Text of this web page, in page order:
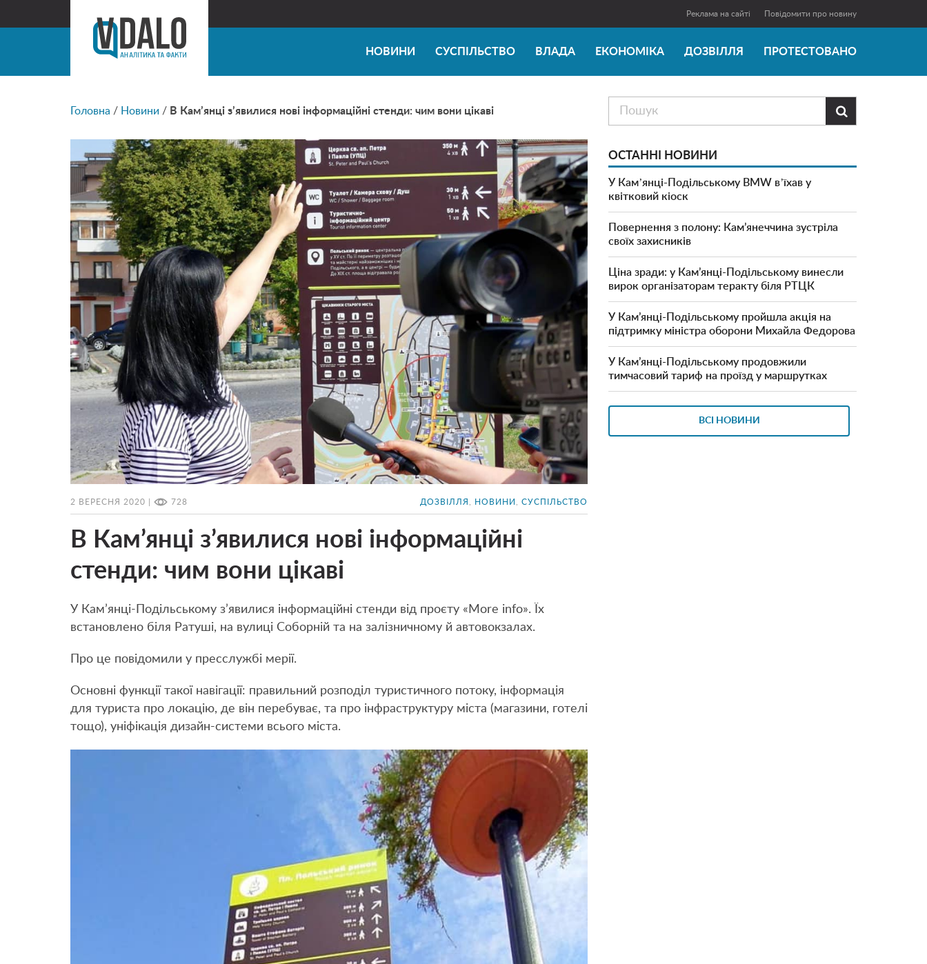
Реклама на сайті Повідомити про новину
НОВИНИ СУСПІЛЬСТВО ВЛАДА ЕКОНОМІКА ДОЗВІЛЛЯ ПРОТЕСТОВАНО
Головна / Новини / В Кам’янці з’явилися нові інформаційні стенди: чим вони цікаві
2 ВЕРЕСНЯ 2020 | 728 ДОЗВІЛЛЯ НОВИНИ СУСПІЛЬСТВО
В Кам’янці з’явилися нові інформаційні
стенди: чим вони цікаві
У Кам’янці-Подільському з’явилися інформаційні стенди від проєту «More info». Їх
встановлено біля Ратуші, на вулиці Соборній та на залізничному й автовокзалах.
Про це повідомили у пресслужбі мерії.
Основні функції такої навігації: правильний розподіл туристичного потоку, інформація
для туриста про локацію, де він перебуває, та про інфраструктуру міста (магазини, готелі
тощо), уніфікація дизайн-системи всього міста.

ОСТАННІ НОВИНИ
У Камʼянці-Подільському BMW вʼїхав у
квітковий кіоск
Повернення з полону: Кам’янеччина зустріла
своїх захисників
Ціна зради: у Кам’янці-Подільському винесли
вирок організаторам теракту біля РТЦК
У Кам’янці-Подільському пройшла акція на
підтримку міністра оборони Михайла Федорова
У Кам’янці-Подільському продовжили
тимчасовий тариф на проїзд у маршрутках
ВСІ НОВИНИ